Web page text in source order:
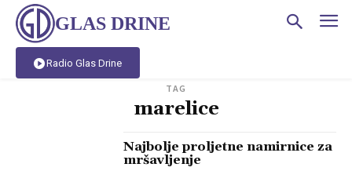
GLAS DRINE
Radio Glas Drine
TAG
marelice
Najbolje proljetne namirnice za
mršavljenje